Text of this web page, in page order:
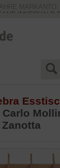
INNERHALB
GARANTIE
Carlo
Zanotta